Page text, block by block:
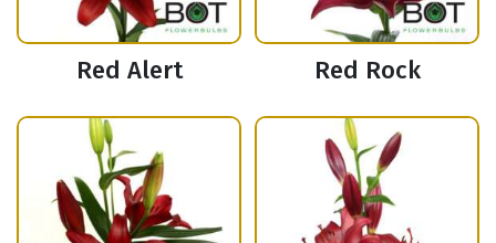
Red Alert Red Rock